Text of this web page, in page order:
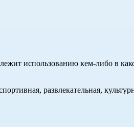
использованию кем-либо в
развлекательная,